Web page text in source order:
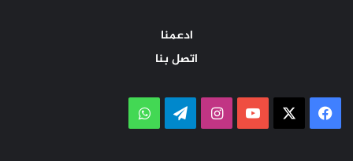
ادعمنا
اتصل بنا
فيسبوك ‫YouTubeانستقرامتيلقرامواتساب